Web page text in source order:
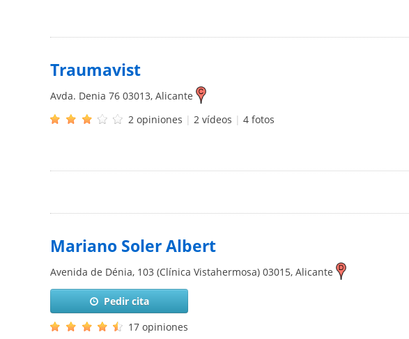
Traumavist
Avda. Denia 76 03013, Alicante
2 opiniones | 2 vídeos | 4 fotos
Mariano Soler Albert
Avenida de Dénia, 103 (Clínica Vistahermosa) 03015, Alicante
Pedir cita
17 opiniones